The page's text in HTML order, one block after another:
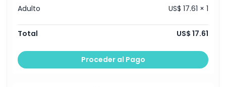
Cómo Llegar
Adulto
US$ 17.61 × 1
Total US$ 17.61
Proceder al Pago